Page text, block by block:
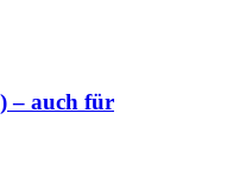
– auch für